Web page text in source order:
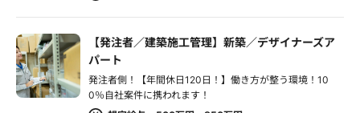
【発注者／建築施工管理】新築／デザイナーズア
パート
発注者側！【年間休日120日！】働き方が整う環境！10
0％自社案件に携われます！